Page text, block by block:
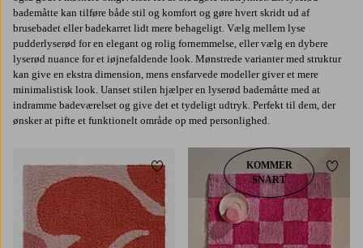
bademåtte kan tilføre både stil og komfort og gøre hvert skridt ud af
brusebadet eller badekarret lidt mere behageligt. Vælg mellem lyse
pudderlyserød for en elegant og rolig fornemmelse, eller vælg en dybere
lyserød nuance for et iøjnefaldende look. Mønstrede varianter med struktur
kan give en ekstra dimension, mens ensfarvede modeller giver et mere
minimalistisk look. Uanset stilen hjælper en lyserød bademåtte med at
indramme badeværelset og give det et tydeligt udtryk. Perfekt til dem, der
ønsker at pifte et funktionelt område op med personlighed.
Tilføj til favoritter
60X9080X120
KOMMER
SNART
Tilføj